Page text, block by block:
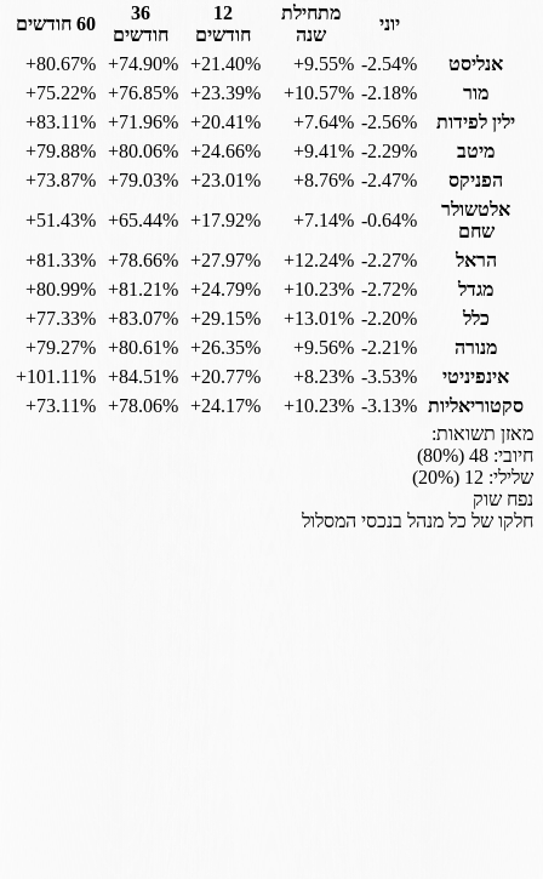
יוני
מתחילת
שנה
12
חודשים
36
חודשים
60 חודשים
אנליסט
‎-2.54%
‎+9.55%
‎+21.40%
‎+74.90%
‎+80.67%
מור
‎-2.18%
‎+10.57%
‎+23.39%
‎+76.85%
‎+75.22%
ילין לפידות
‎-2.56%
‎+7.64%
‎+20.41%
‎+71.96%
‎+83.11%
מיטב
‎-2.29%
‎+9.41%
‎+24.66%
‎+80.06%
‎+79.88%
הפניקס
‎-2.47%
‎+8.76%
‎+23.01%
‎+79.03%
‎+73.87%
אלטשולר
שחם
‎-0.64%
‎+7.14%
‎+17.92%
‎+65.44%
‎+51.43%
הראל
‎-2.27%
‎+12.24%
‎+27.97%
‎+78.66%
‎+81.33%
מגדל
‎-2.72%
‎+10.23%
‎+24.79%
‎+81.21%
‎+80.99%
כלל
‎-2.20%
‎+13.01%
‎+29.15%
‎+83.07%
‎+77.33%
מנורה
‎-2.21%
‎+9.56%
‎+26.35%
‎+80.61%
‎+79.27%
אינפיניטי
‎-3.53%
‎+8.23%
‎+20.77%
‎+84.51%
‎+101.11%
סקטוריאליות ‎-3.13%
‎+10.23%
‎+24.17%
‎+78.06%
‎+73.11%
מאזן תשואות:
חיובי: 48
(
80%)
שלילי: 12
(
20%)
נפח שוק
חלקו של כל מנהל בנכסי המסלול